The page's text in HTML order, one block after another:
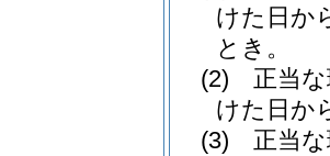
けた日か
とき。
(2)
正当
けた日か
(3)
正当